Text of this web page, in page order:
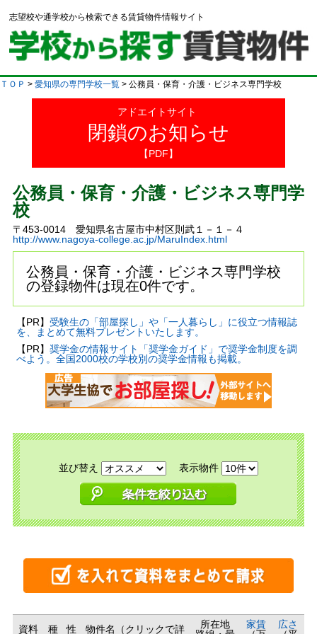
志望校や通学校から検索できる賃貸物件情報サイト
ＴＯＰ > 愛知県の専門学校一覧 > 公務員・保育・介護・ビジネス専門学校
アドエイトサイト
閉鎖のお知らせ
【PDF】
公務員・保育・介護・ビジネス専門学
校
〒453-0014 愛知県名古屋市中村区則武１－１－４
http://www.nagoya-college.ac.jp/MaruIndex.html
公務員・保育・介護・ビジネス専門学校
の登録物件は現在0件です。
【PR】 受験生の「部屋探し」や「一人暮らし」に役立つ情報誌
を、まとめて無料プレゼントいたします。
【PR】 奨学金の情報サイト「奨学金ガイド」で奨学金制度を調
べよう。全国2000校の学校別の奨学金情報も掲載。
並び替え 表示物件
資料
種
性
物件名（クリックで詳
所在地
家賃
広さ